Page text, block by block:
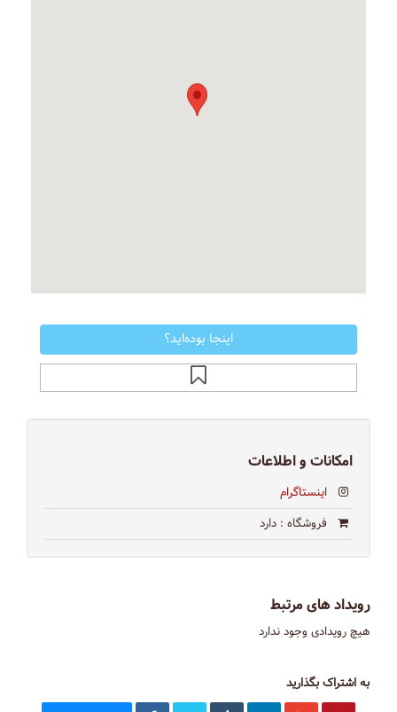
اینجا بوده‌اید؟
امکانات و اطلاعات
اینستاگرام
فروشگاه : دارد
رویداد های مرتبط
هیچ رویدادی وجود ندارد
به اشتراک بگذارید